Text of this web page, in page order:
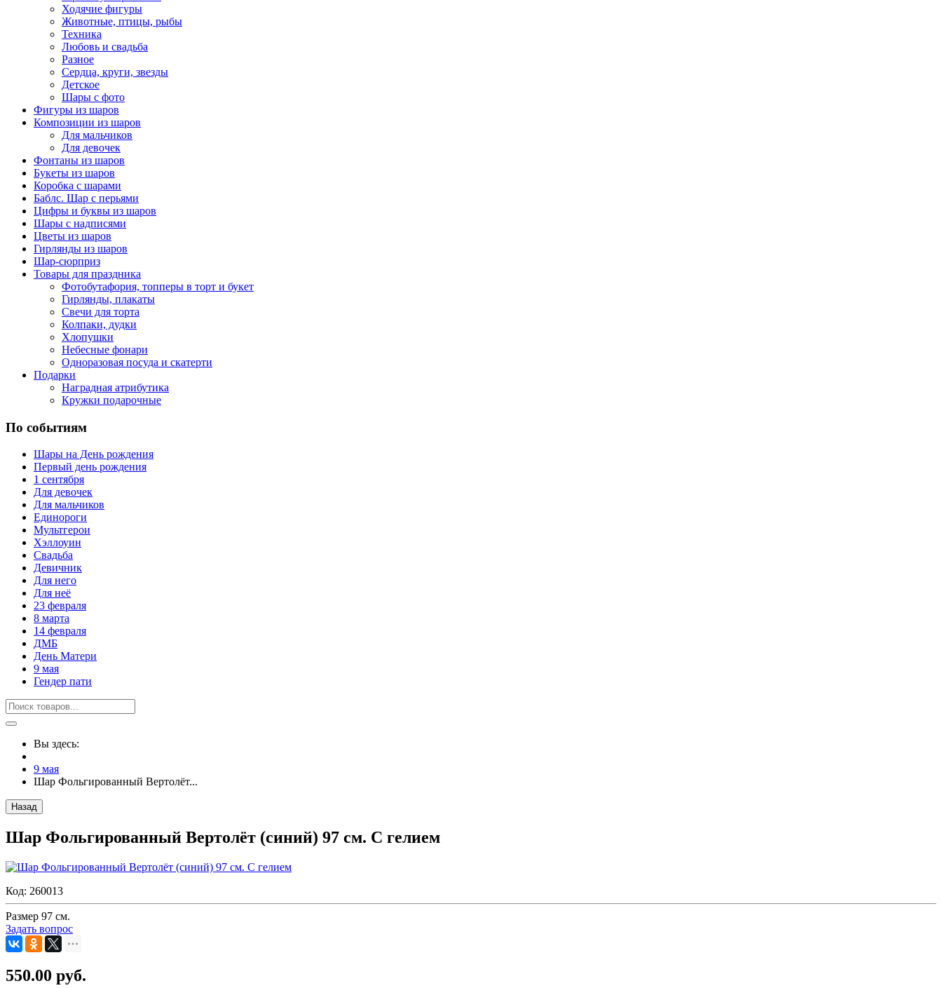
Ходячие фигуры
Животные, птицы, рыбы
Техника
Любовь и свадьба
Разное
Сердца, круги, звезды
Детское
Шары с фото
Фигуры из шаров
Композиции из шаров
Для мальчиков
Для девочек
Фонтаны из шаров
Букеты из шаров
Коробка с шарами
Баблс. Шар с перьями
Цифры и буквы из шаров
Шары с надписями
Цветы из шаров
Гирлянды из шаров
Шар-сюрприз
Товары для праздника
Фотобутафория, топперы в торт и букет
Гирлянды, плакаты
Свечи для торта
Колпаки, дудки
Хлопушки
Небесные фонари
Одноразовая посуда и скатерти
Подарки
Наградная атрибутика
Кружки подарочные
По событиям
Шары на День рождения
Первый день рождения
1 сентября
Для девочек
Для мальчиков
Единороги
Мультгерои
Хэллоуин
Свадьба
Девичник
Для него
Для неё
23 февраля
8 марта
14 февраля
ДМБ
День Матери
9 мая
Гендер пати
Вы здесь:
9 мая
Шар Фольгированный Вертолёт...
Назад
Шар Фольгированный Вертолёт (синий) 97 см. С гелием
Код: 260013
Размер 97 см.
Задать вопрос
550.00 руб.